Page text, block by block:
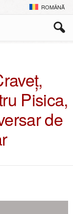
ROMÂNĂ
Pisica,
de